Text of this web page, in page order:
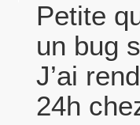
Petite
un bug
J’ai
24h